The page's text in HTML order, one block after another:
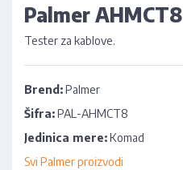
Palmer AHMCT8
Tester za kablove.
Brend:Palmer
Šifra:PAL-AHMCT8
Jedinica mere:Komad
Svi Palmer proizvodi